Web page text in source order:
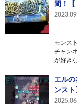
間！【
モンス
チャン
が好き
エルの
ンスト